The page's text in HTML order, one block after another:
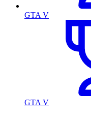
GTA V
GTA V